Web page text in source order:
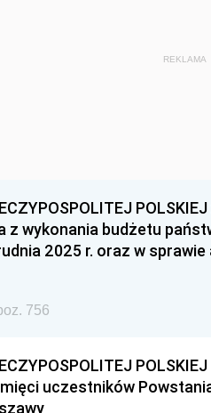
REKLAMA
z wykonania budżetu
2025 r. oraz w
756
uczestników